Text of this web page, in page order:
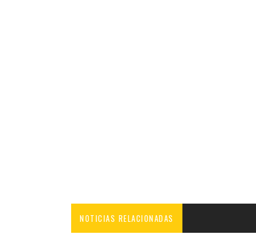
NOTICIAS RELACIONADAS